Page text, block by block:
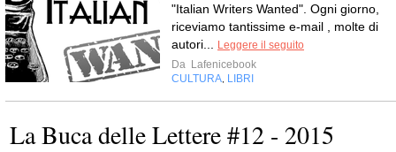
"Italian Writers Wanted". Ogni giorno,
riceviamo tantissime e-mail , molte di
autori...
Leggere il seguito
Da Lafenicebook
CULTURA LIBRI
La Buca delle Lettere #12 - 2015